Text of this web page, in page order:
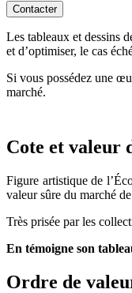
Contacter
Les tableaux et dessins
et d’optimiser, le cas
Si vous possédez une
marché.
Cote et valeur
Figure artistique de
valeur sûre du marché de
Très prisée par les
En témoigne son
Ordre de